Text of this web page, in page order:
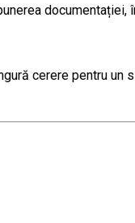
cerere pentru un